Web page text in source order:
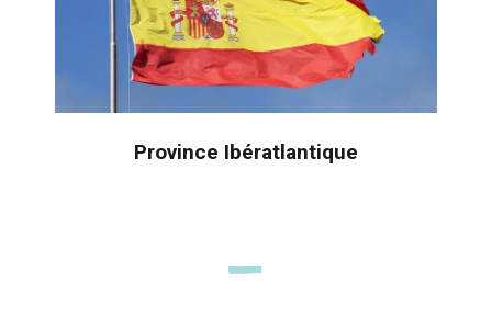
Province Ibératlantique